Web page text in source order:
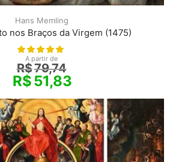
Hans Memling
nos Braços da Virgem (1475)
A partir de
R$79,74
R$51,83